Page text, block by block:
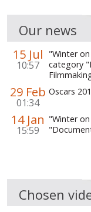
Our news
15 Jul
10:57
"Winter
category
29 Feb
01:34
Oscars
14 Jan
15:59
"Winter
Chosen